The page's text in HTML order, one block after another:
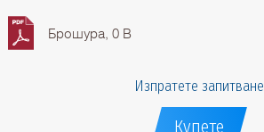
Брошура, 0 B
Изпратете запитване
Купете